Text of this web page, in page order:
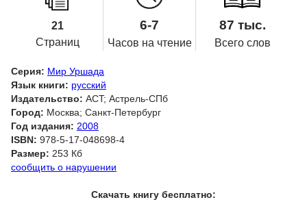
21
Страниц
6-7
Часов на чтение
87 тыс.
Всего слов
Серия: Мир Уршада
Язык книги: русский
Издательство: ACT; Астрель-СПб
Город: Москва; Санкт-Петербург
Год издания: 2008
ISBN: 978-5-17-048698-4
Размер: 253 Кб
сообщить о нарушении
Скачать книгу бесплатно: